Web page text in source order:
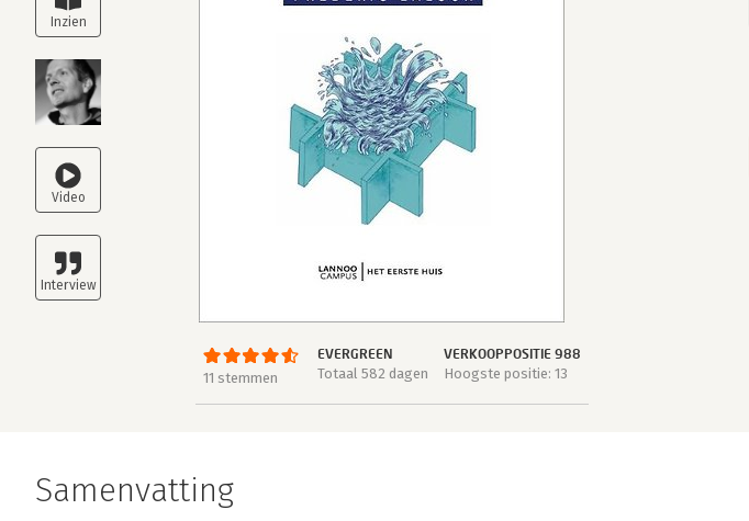
11 stemmen
EVERGREEN
Totaal 582 dagen
VERKOOPPOSITIE 988
Hoogste positie: 13
Samenvatting